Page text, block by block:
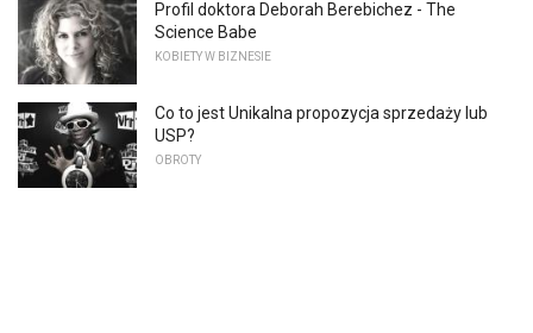
Profil doktora Deborah Berebichez - The
Science Babe
KOBIETY W BIZNESIE
Co to jest Unikalna propozycja sprzedaży lub
USP?
OBROTY